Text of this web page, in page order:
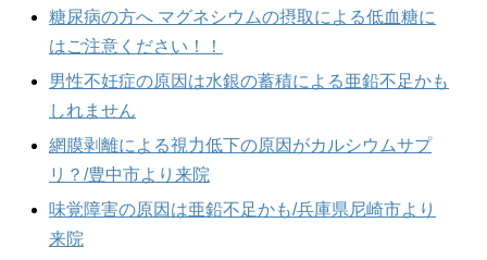
糖尿病の方へ マグネシウムの摂取による低血糖に
はご注意ください！！
男性不妊症の原因は水銀の蓄積による亜鉛不足かも
しれません
網膜剥離による視力低下の原因がカルシウムサプ
リ？/豊中市より来院
味覚障害の原因は亜鉛不足かも/兵庫県尼崎市より
来院